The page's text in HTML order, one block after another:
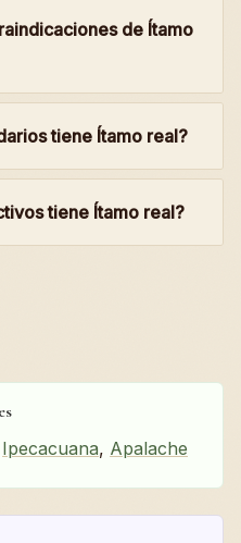
de Ítamo
tiene Ítamo real?
tiene Ítamo real?
Ipecacuana, Apalache